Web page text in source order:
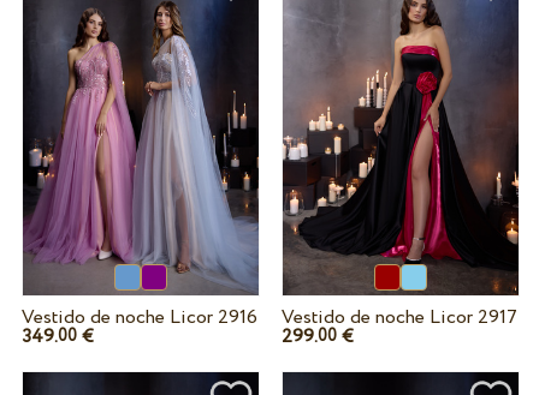
Vestido de noche Licor 2916
349.00€
Vestido de noche Licor 2917
299.00 €